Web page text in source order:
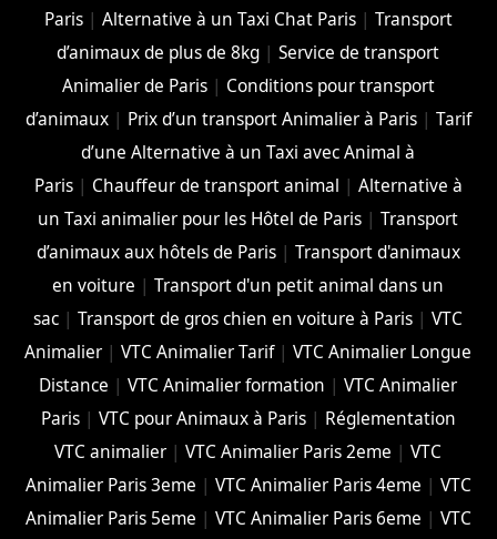
Paris| Alternative à un Taxi Chat Paris| Transport
d’animaux de plus de 8kg |Service de transport
Animalier de Paris| Conditions pour transport
d’animaux| Prix d’un transport Animalier à Paris| Tarif
d’une Alternative à un Taxi avec Animal à
Paris| Chauffeur de transport animal | Alternative à
un Taxi animalier pour les Hôtel de Paris |Transport
d’animaux aux hôtels de Paris| Transport d'animaux
en voiture |Transport d'un petit animal dans un
sac |Transport de gros chien en voiture à Paris |VTC
Animalier |VTC Animalier Tarif|VTC Animalier Longue
Distance |VTC Animalier formation |VTC Animalier
Paris| VTC pour Animaux à Paris| Réglementation
VTC animalier |VTC Animalier Paris 2eme |VTC
Animalier Paris 3eme | VTC Animalier Paris 4eme | VTC
Animalier Paris 5eme | VTC Animalier Paris 6eme | VTC